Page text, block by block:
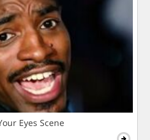
Eyes Scene